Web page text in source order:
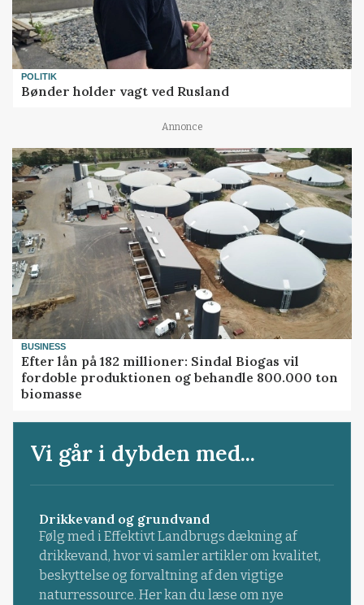
POLITIK
Bønder holder vagt ved Rusland
Annonce
BUSINESS
Efter lån på 182 millioner: Sindal Biogas vil
fordoble produktionen og behandle 800.000 ton
biomasse
Vi går i dybden med...
Drikkevand og grundvand
Følg med i Effektivt Landbrugs dækning af
drikkevand, hvor vi samler artikler om kvalitet,
beskyttelse og forvaltning af den vigtige
naturressource. Her kan du læse om nye